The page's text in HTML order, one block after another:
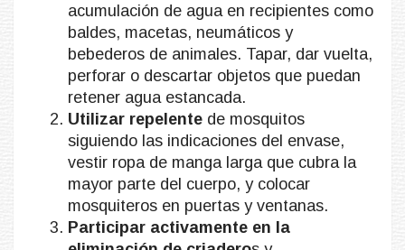
acumulación de agua en recipientes como
baldes, macetas, neumáticos y
bebederos de animales. Tapar, dar vuelta,
perforar o descartar objetos que puedan
retener agua estancada.
Utilizar repelente de mosquitos
siguiendo las indicaciones del envase,
vestir ropa de manga larga que cubra la
mayor parte del cuerpo, y colocar
mosquiteros en puertas y ventanas.
Participar activamente en la